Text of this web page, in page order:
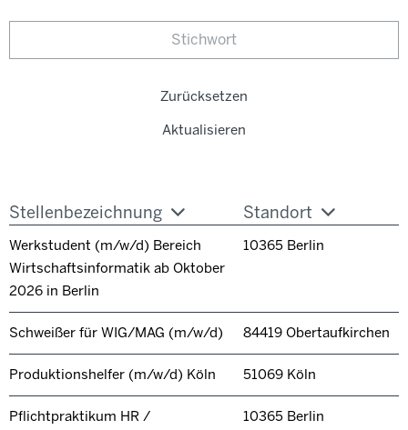
Zurücksetzen
Aktualisieren
Stellenbezeichnung Standort
Werkstudent (m/w/d) Bereich
Wirtschaftsinformatik ab Oktober
2026 in Berlin
10365 Berlin
Schweißer für WIG/MAG (m/w/d) 84419 Obertaufkirchen
Produktionshelfer (m/w/d) Köln 51069 Köln
Pflichtpraktikum HR /
10365 Berlin